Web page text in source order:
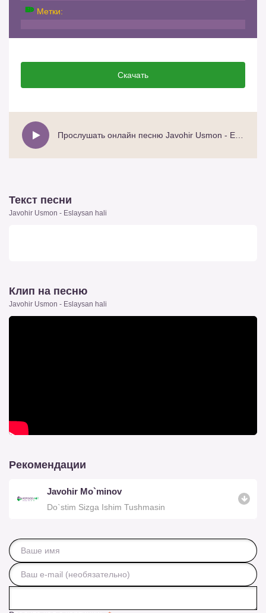
Метки:
Скачать
Текст песни
Javohir Usmon - Eslaysan hali
Клип на песню
Javohir Usmon - Eslaysan hali
Рекомендации
Javohir Mo`minov
Do`stim Sizga Ishim Tushmasin